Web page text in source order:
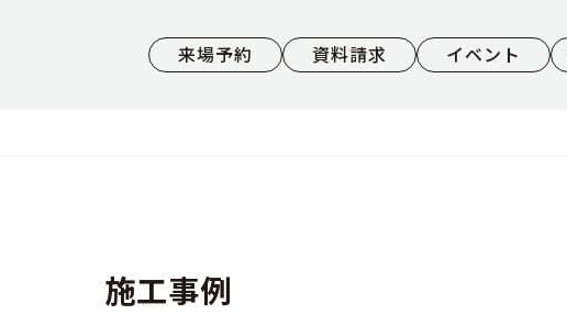
来場予約 資料請求 イベント
施工事例